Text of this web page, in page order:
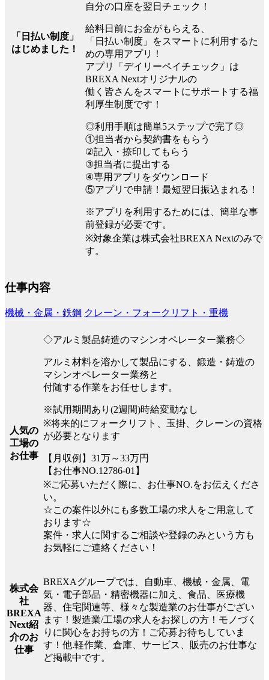
「日払い制度」
はじめました！
自分の口座を翌日チェック！
給料日前にお金がもらえる、
「日払い制度」をスマートに利用するた
めの専用アプリ！
アプリ「デイリーペイチェック」は
BREXA Nextオリジナルの
働く皆さんをスマートにサポートする福
利厚生制度です！
◎利用手順は簡単5ステップで完了◎
①担当者から契約書をもらう
②記入・捺印してもらう
③担当者に提出する
④専用アプリをダウンロード
⑤アプリで申請！最短翌日振込まれる！
※アプリを利用するためには、簡単な事
前登録が必要です。
※対象企業は株式会社BREXA Nextのみで
す。
仕事内容
機械・金属・鉄鋼 クレーン・フォークリフト・重機
人気の
工場の
お仕事
◇アルミ製品鋳造のマシンオペレーター業務◇
アルミ材料を溶かして製品にする、鍛造・鋳造の
マシンオペレーター業務と
付随する作業をお任せします。
※試用期間あり(2週間)時給変動なし
※将来的にフォークリフト、玉掛、クレーンの資格
が必要となります
【月収例】31万～33万円
【お仕事NO.12786-01】
※ご応募いただく際に、お仕事NO.をお伝えくださ
い。
☆この案件以外にも多数工場の求人をご用意して
おります☆
案件・求人に関するご相談や登録のみという方も
お気軽にご連絡ください！
株式会
社
BREXA
Next紹
介のお
仕事
BREXAグループでは、自動車、機械・金属、電
気・電子部品・精密機器に加え、食品、医療機
器、住宅関連等、様々な製造業のお仕事がござい
ます！製造業/工場の求人をお探しの方！モノづく
りに関心をお持ちの方！ご応募お待ちしていま
す！他.軽作業、倉庫、サービス、販売のお仕事な
ど掲載中です。